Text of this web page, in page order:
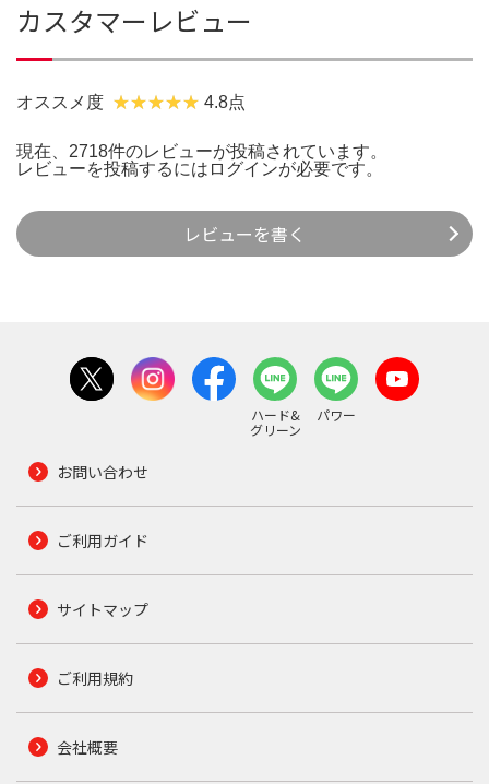
カスタマーレビュー
オススメ度 4.8点
現在、2718件のレビューが投稿されています。
レビューを投稿するには ログインが必要です。
レビューを書く
ハード&
グリーン
パワー
お問い合わせ
ご利用ガイド
サイトマップ
ご利用規約
会社概要